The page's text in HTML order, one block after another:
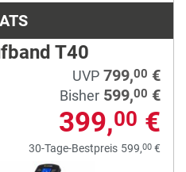
T40
UVP 799,00 €
Bisher 599,00 €
399,00 €
30-Tage-Bestpreis 599,00 €